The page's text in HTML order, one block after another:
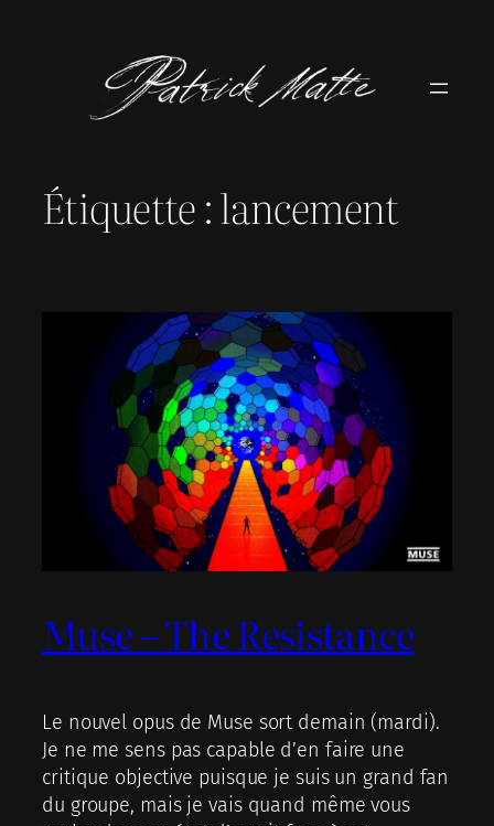
Étiquette :lancement
Muse – The Resistance
Le nouvel opus de Muse sort demain (mardi).
Je ne me sens pas capable d’en faire une
critique objective puisque je suis un grand fan
du groupe, mais je vais quand même vous